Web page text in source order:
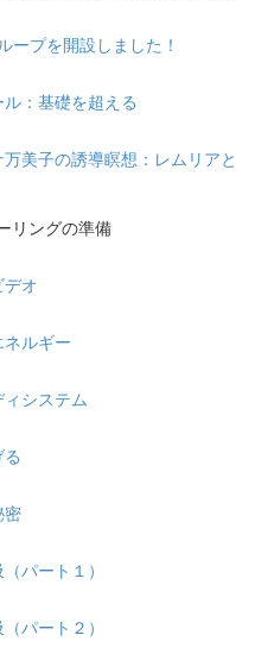
ープを開設しました！
ル：基礎を超える
万美子の誘導瞑想：レムリアと
リングの準備
デオ
ルギー
システム
密
パート１）
パート２）